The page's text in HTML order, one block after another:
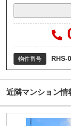
物件番号 RHS-
近隣マンション情